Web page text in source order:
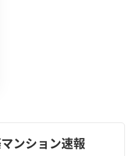
ンション速報